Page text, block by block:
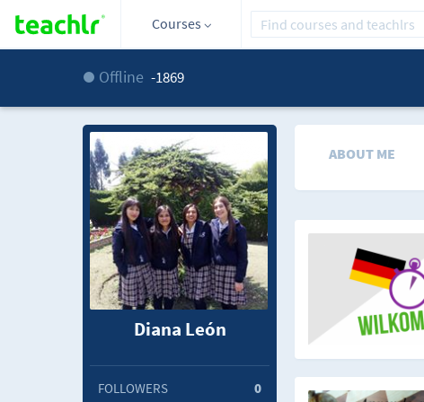
Courses
Offline -1869
Diana León
FOLLOWERS 0
ABOUT ME